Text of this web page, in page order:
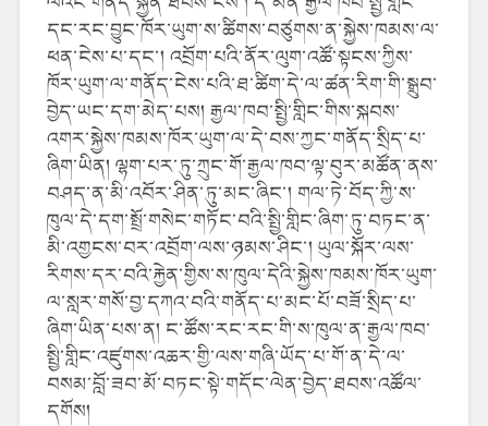
དང་རང་བྱུང་ཁོར་ཡུག་ས་ཚིགས་བཙུགས་ན་སྐྱེས་ཁམས་ལ་
ཕན་ངེས་པ་དང་། འབྲོག་པའི་ནོར་ལུག་འཚོ་སྟངས་ཀྱིས་
ཁོར་ཡུག་ལ་གནོད་ངེས་པའི་ཐ་ཚིག་དེ་ལ་ཚན་རིག་གི་སྒྲུབ་
བྱེད་ཡང་དག་མེད་པས། རྒྱལ་ཁབ་སྤྱི་གླིང་གིས་སྐབས་
འགར་སྐྱེས་ཁམས་ཁོར་ཡུག་ལ་དེ་བས་ཀྱང་གནོད་སྲིད་པ་
ཞིག་ཡིན། ལྷག་པར་ཏུ་ཀྲུང་གོ་རྒྱལ་ཁབ་ལྟ་བུར་མཚོན་ནས་
བཤད་ན་མི་འབོར་ཤིན་ཏུ་མང་ཞིང་། གལ་ཏེ་བོད་ཀྱི་ས་
ཁུལ་དེ་དག་སྤྲོ་གསེང་གཏོང་བའི་སྤྱི་གླིང་ཞིག་ཏུ་བཏང་ན་
མི་འགྱངས་བར་འབྲོག་ལས་ཉམས་ཤིང་། ཡུལ་སྐོར་ལས་
རིགས་དར་བའི་རྐྱེན་གྱིས་ས་ཁུལ་དེའི་སྐྱེས་ཁམས་ཁོར་ཡུག་
ལ་སླར་གསོ་བྱ་དཀའ་བའི་གནོད་པ་མང་པོ་བཟོ་སྲིད་པ་
ཞིག་ཡིན་པས་ན། ང་ཚོས་རང་རང་གི་ས་ཁུལ་ན་རྒྱལ་ཁབ་
སྤྱི་གླིང་འཛུགས་འཆར་གྱི་ལས་གཞི་ཡོད་པ་གོ་ན་དེ་ལ་
བསམ་བློ་ཟབ་མོ་བཏང་སྟེ་གདོང་ལེན་བྱེད་ཐབས་འཚོལ་
དགོས།